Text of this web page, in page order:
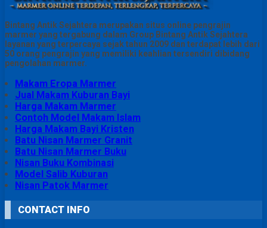
Bintang Antik Sejahtera merupakan situs online pengrajin
marmer yang tergabung dalam Group Bintang Antik Sejahtera
layanan yang terpercaya sejak tahun 2009 dan terdapat lebih dari
50 orang pengrajin yang memiliki keahlian tersendiri dibidang
pengolahan marmer.
Makam Eropa Marmer
Jual Makam Kuburan Bayi
Harga Makam Marmer
Contoh Model Makam Islam
Harga Makam Bayi Kristen
Batu Nisan Marmer Granit
Batu Nisan Marmer Buku
Nisan Buku Kombinasi
Model Salib Kuburan
Nisan Patok Marmer
CONTACT INFO